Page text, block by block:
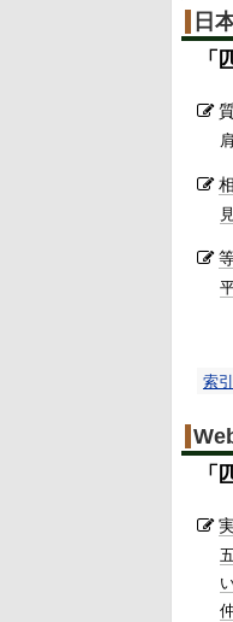
日
「
索
「
仲